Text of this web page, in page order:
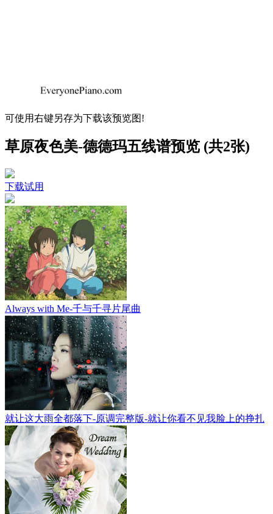
可使用右键另存为下载该预览图!
草原夜色美-德德玛五线谱预览 (共2张)
下载试用
Always with Me-千与千寻片尾曲
就让这大雨全都落下-原调完整版-就让你看不见我脸上的挣扎